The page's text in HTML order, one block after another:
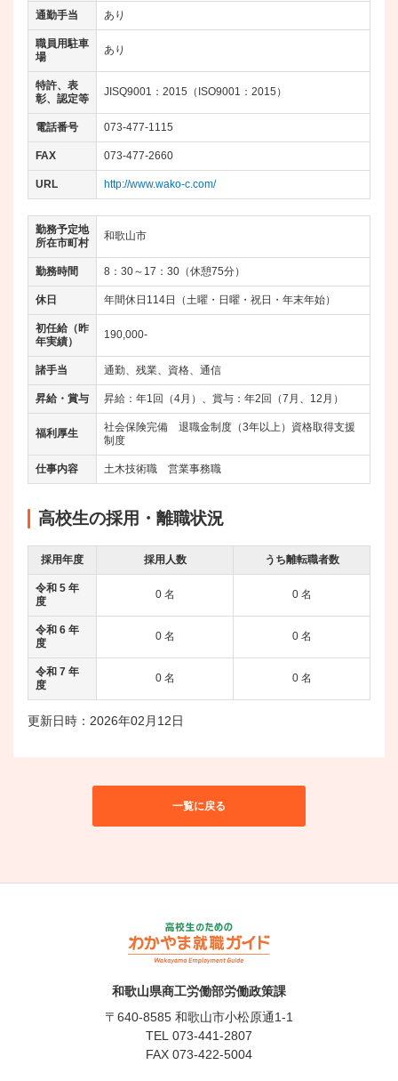
通勤手当 あり
職員用駐車
場
あり
特許、表
彰、認定等
JISQ9001：2015（ISO9001：2015）
電話番号 073-477-1115
FAX 073-477-2660
URL http://www.wako-c.com/
勤務予定地
所在市町村
和歌山市
勤務時間 8：30～17：30（休憩75分）
休日 年間休日114日（土曜・日曜・祝日・年末年始）
初任給（昨
年実績）
190,000-
諸手当 通勤、残業、資格、通信
昇給・賞与 昇給：年1回（4月）、賞与：年2回（7月、12月）
福利厚生
社会保険完備 退職金制度（3年以上）資格取得支援
制度
仕事内容 土木技術職 営業事務職
高校生の採用・離職状況
採用年度 採用人数 うち離転職者数
令和 5 年
度
0 名 0 名
令和 6 年
度
0 名 0 名
令和 7 年
度
0 名 0 名
更新日時：2026年02月12日
一覧に戻る
和歌山県商工労働部労働政策課
〒640-8585 和歌山市小松原通1-1
TEL 073-441-2807
FAX 073-422-5004